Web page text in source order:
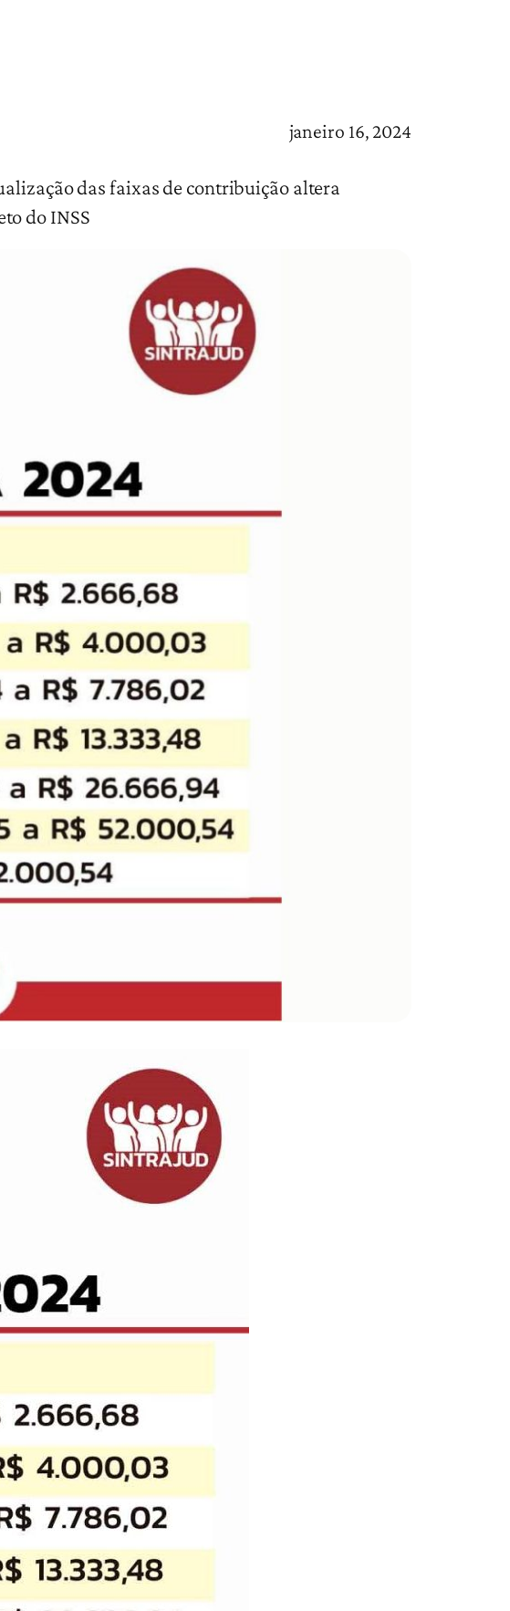
janeiro 16, 2024
das faixas de contribuição altera
do INSS